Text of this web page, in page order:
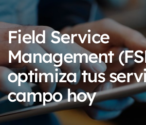
Field Service
Management
optimiza tus
campo hoy